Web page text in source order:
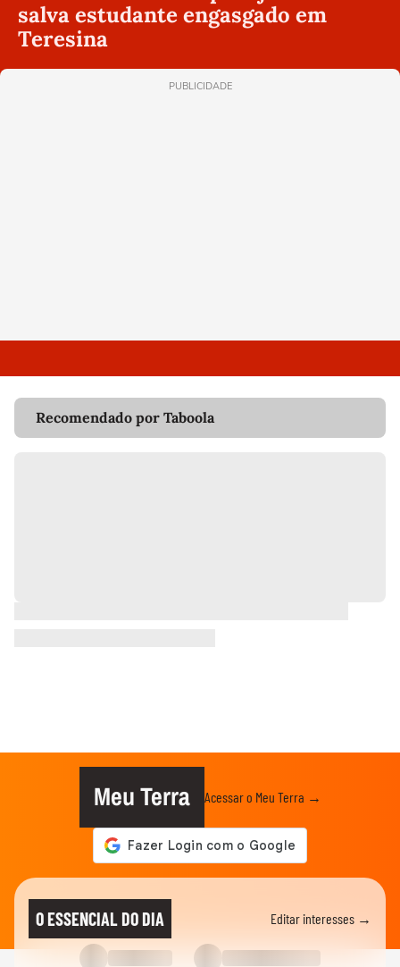
salva estudante engasgado em
Teresina
PUBLICIDADE
Recomendado por Taboola
Meu Terra Acessar o Meu Terra →
O ESSENCIAL DO DIA Editar interesses →